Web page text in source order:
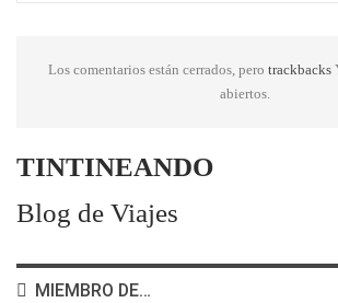
Los comentarios están cerrados, pero trackbacks
abiertos.
TINTINEANDO
Blog de Viajes
MIEMBRO DE…